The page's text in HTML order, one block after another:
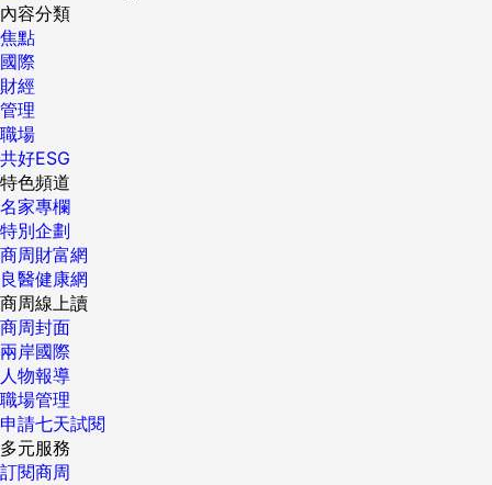
內容分類
焦點
國際
財經
管理
職場
共好ESG
特色頻道
名家專欄
特別企劃
商周財富網
良醫健康網
商周線上讀
商周封面
兩岸國際
人物報導
職場管理
申請七天試閱
多元服務
訂閱商周